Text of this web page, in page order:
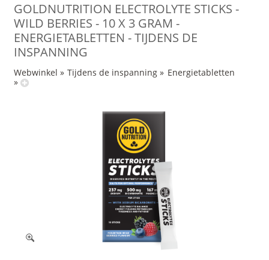
GOLDNUTRITION ELECTROLYTE STICKS -
WILD BERRIES - 10 X 3 GRAM -
ENERGIETABLETTEN - TIJDENS DE
INSPANNING
Webwinkel » Tijdens de inspanning » Energietabletten
»